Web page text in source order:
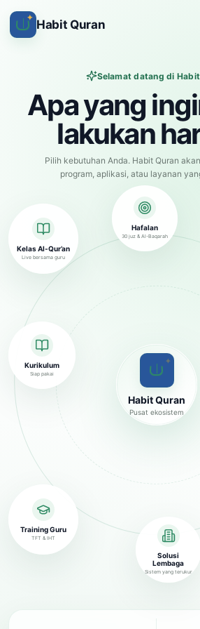
✦ Habit Quran
Selamat datang di
Apa yang
lakukan
Pilih kebutuhan Anda. Habit Quran
program, aplikasi, atau layanan
✦
Habit Quran
Pusat ekosistem
Kelas Al-Qur’an
Live bersama guru
Hafalan
30 juz & Al-Baqarah
Training Guru
TFT & IHT
Solusi
Lembaga
Sistem yang terukur
Kurikulum
Siap pakai